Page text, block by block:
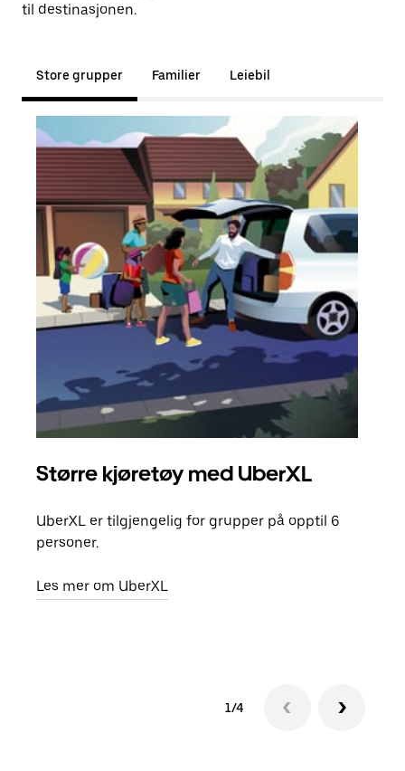
til destinasjonen.
Store grupper Familier Leiebil
Større kjøretøy med UberXL
UberXL er tilgjengelig for grupper på opptil 6
personer.
Les mer om UberXL
1/4